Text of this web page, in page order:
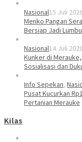
Nasional15 Juli
Menko Pangan
Bersiap Jadi
Nasional14 Juli
Kunker di
Sosialisasi dan
Info Sepekan,
Pusat Kucurkan
Pertanian Merauke
Kilas